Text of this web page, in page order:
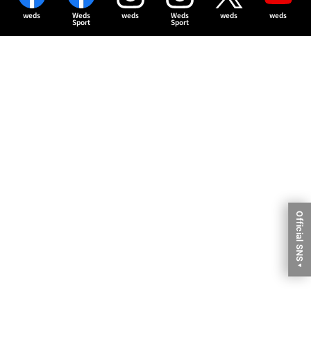
Official SNS
▼
weds Weds
Sport
weds Weds
Sport
weds weds